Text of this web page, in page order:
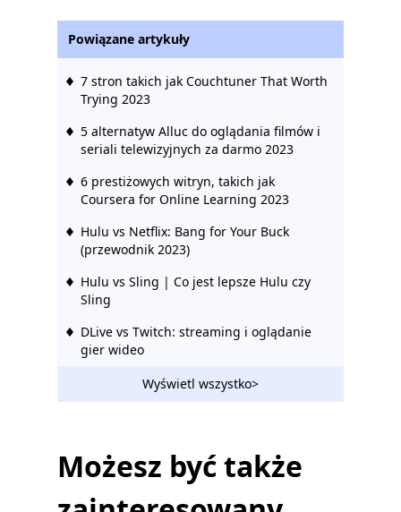
Powiązane artykuły
7 stron takich jak Couchtuner That Worth
Trying 2023
5 alternatyw Alluc do oglądania filmów i
seriali telewizyjnych za darmo 2023
6 prestiżowych witryn, takich jak
Coursera for Online Learning 2023
Hulu vs Netflix: Bang for Your Buck
(przewodnik 2023)
Hulu vs Sling | Co jest lepsze Hulu czy
Sling
DLive vs Twitch: streaming i oglądanie
gier wideo
10 najlepszych alternatyw dla popcornu
na wszystkich platformach
strumieniowego wideo
Strony takie jak FMovies | Pobierz z
Wyświetl wszystko>
Możesz być także